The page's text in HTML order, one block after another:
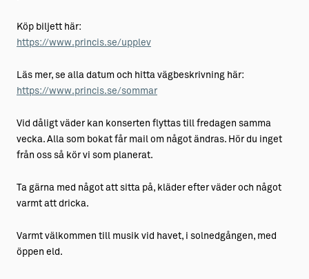
Köp biljett här:
https://www.princis.se/upplev
Läs mer, se alla datum och hitta vägbeskrivning här:
https://www.princis.se/sommar
Vid dåligt väder kan konserten flyttas till fredagen samma
vecka. Alla som bokat får mail om något ändras. Hör du inget
från oss så kör vi som planerat.
Ta gärna med något att sitta på, kläder efter väder och något
varmt att dricka.
Varmt välkommen till musik vid havet, i solnedgången, med
öppen eld.